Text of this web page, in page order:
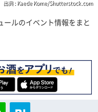
出典 : Kaede Kome/Shutterstock.com
ールのイベント情報をまと